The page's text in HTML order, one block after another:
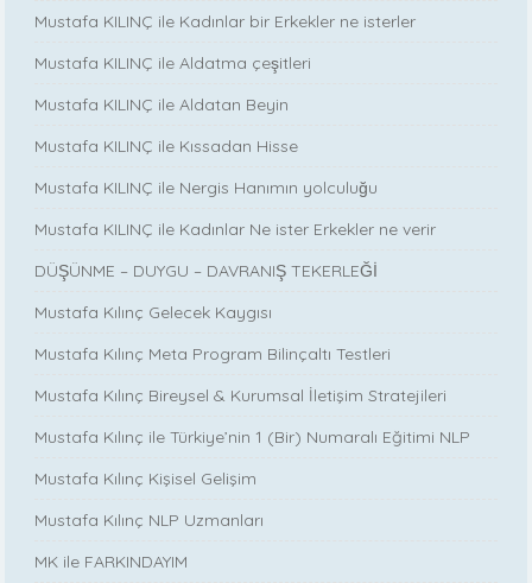
Mustafa KILINÇ ile Kadınlar bir Erkekler ne isterler
Mustafa KILINÇ ile Aldatma çeşitleri
Mustafa KILINÇ ile Aldatan Beyin
Mustafa KILINÇ ile Kıssadan Hisse
Mustafa KILINÇ ile Nergis Hanımın yolculuğu
Mustafa KILINÇ ile Kadınlar Ne ister Erkekler ne verir
DÜŞÜNME – DUYGU – DAVRANIŞ TEKERLEĞİ
Mustafa Kılınç Gelecek Kaygısı
Mustafa Kılınç Meta Program Bilinçaltı Testleri
Mustafa Kılınç Bireysel & Kurumsal İletişim Stratejileri
Mustafa Kılınç ile Türkiye’nin 1 (Bir) Numaralı Eğitimi NLP
Mustafa Kılınç Kişisel Gelişim
Mustafa Kılınç NLP Uzmanları
MK ile FARKINDAYIM